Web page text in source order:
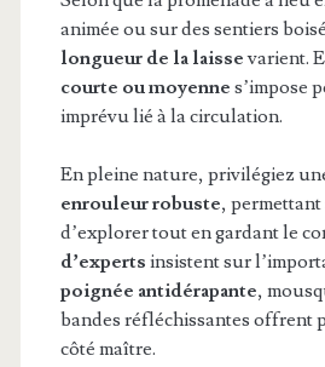
animée ou sur des sentiers
longueur de la laissevarient.
courte ou moyenne s’impose
imprévu lié à la circulation.
En pleine nature, privilégiez
enrouleur robuste,
d’explorer tout en gardant le
d’experts insistent sur
poignée antidérapante,
bandes réfléchissantes offrent
côté maître.